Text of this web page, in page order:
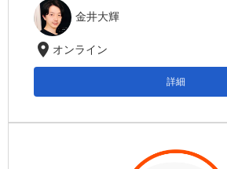
金井大輝
location_on オンライン
詳細